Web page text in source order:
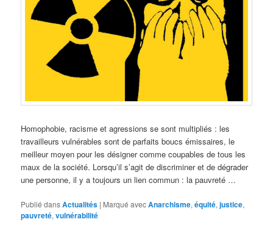
Homophobie, racisme et agressions se sont multipliés : les
travailleurs vulnérables sont de parfaits boucs émissaires, le
meilleur moyen pour les désigner comme coupables de tous les
maux de la société. Lorsqu’il s’agit de discriminer et de dégrader
une personne, il y a toujours un lien commun : la pauvreté …
Publié dansActualités | Marqué avecAnarchisme,équité,justice,
pauvreté,vulnérabilité